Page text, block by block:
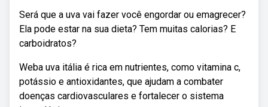
Será que a uva vai fazer você engordar ou emagrecer?
Ela pode estar na sua dieta? Tem muitas calorias? E
carboidratos?
Weba uva itália é rica em nutrientes, como vitamina c,
potássio e antioxidantes, que ajudam a combater
doenças cardiovasculares e fortalecer o sistema